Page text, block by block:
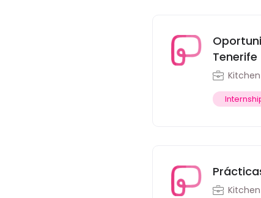
Tenerife